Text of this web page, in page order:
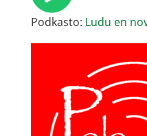
Podkasto: Ludu en